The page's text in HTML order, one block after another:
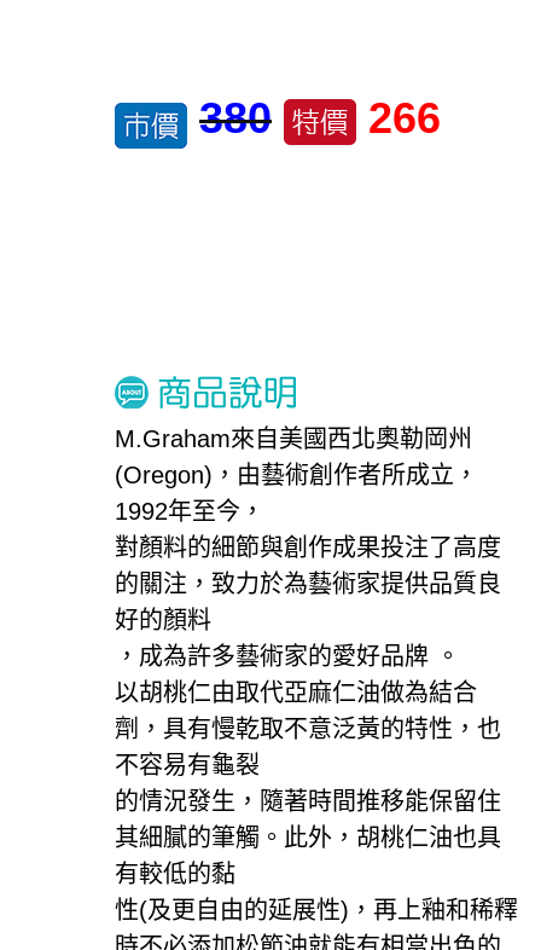
380 266
M.Graham來自美國西北奧勒岡州
(Oregon)，由藝術創作者所成立，
1992年至今，
對顏料的細節與創作成果投注了高度
的關注，致力於為藝術家提供品質良
好的顏料
，成為許多藝術家的愛好品牌 。
以胡桃仁由取代亞麻仁油做為結合
劑，具有慢乾取不意泛黃的特性，也
不容易有龜裂
的情況發生，隨著時間推移能保留住
其細膩的筆觸。此外，胡桃仁油也具
有較低的黏
性(及更自由的延展性)，再上釉和稀釋